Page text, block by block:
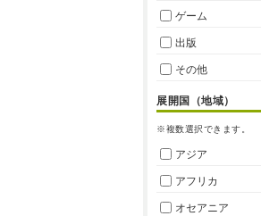
ゲーム
出版
その他
展開国（地域）
※複数選択できます。
アジア
アフリカ
オセアニア